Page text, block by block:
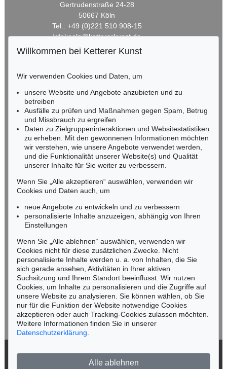
Gertrudenstraße 24-28
50667 Köln
Tel.: +49 (0)221 510 908-15
infokoeln@kettererkunst.de
HESSEN
Miriam Heß
Tel.: +49 (0)62 21 58 80-038
Fax: +49 (0)62 21 58 80-595
infoheidelberg@kettererkunst.de
NORDDEUTSCHLAND
Nico Kassel, M.A.
Mobil: +49 (0)171 8618661
n.kassel@kettererkunst.de
Keine Auktion mehr verpassen!
Wir informieren Sie rechtzeitig.
Jetzt zum Newsletter anmelden >
Willkommen bei Ketterer Kunst
Wir verwenden Cookies und Daten, um
unsere Website und Angebote anzubieten und zu
betreiben
Ausfälle zu prüfen und Maßnahmen gegen Spam, Betrug
und Missbrauch zu ergreifen
Daten zu Zielgruppeninteraktionen und Websitestatistiken
zu erheben. Mit den gewonnenen Informationen möchten
wir verstehen, wie unsere Angebote verwendet werden,
und die Funktionalität unserer Website(s) und Qualität
unserer Inhalte für Sie weiter zu verbessern.
Wenn Sie „Alle akzeptieren“ auswählen, verwenden wir
Cookies und Daten auch, um
neue Angebote zu entwickeln und zu verbessern
personalisierte Inhalte anzuzeigen, abhängig von Ihren
Einstellungen
Wenn Sie „Alle ablehnen“ auswählen, verwenden wir
Cookies nicht für diese zusätzlichen Zwecke. Nicht
personalisierte Inhalte werden u. a. von Inhalten, die Sie
sich gerade ansehen, Aktivitäten in Ihrer aktiven
Suchsitzung und Ihrem Standort beeinflusst. Wir nutzen
Cookies, um Inhalte zu personalisieren und die Zugriffe auf
unsere Website zu analysieren. Sie können wählen, ob Sie
nur für die Funktion der Website notwendige Cookies
akzeptieren oder auch Tracking-Cookies zulassen möchten.
Weitere Informationen finden Sie in unserer
Datenschutzerklärung
Alle ablehnen